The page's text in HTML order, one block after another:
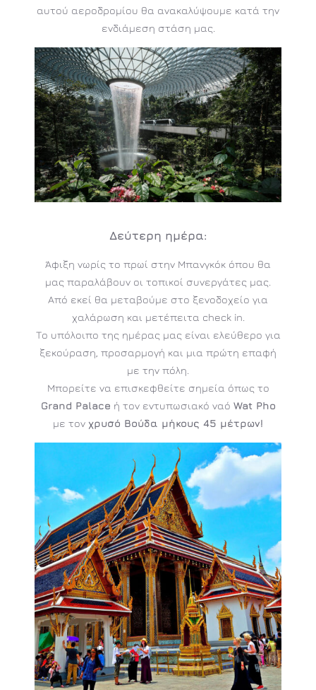
αυτού αεροδρομίου θα ανακαλύψουμε κατά την
ενδιάμεση στάση μας.
Δεύτερη ημέρα:
Άφιξη νωρίς το πρωί στην Μπανγκόκ όπου θα
μας παραλάβουν οι τοπικοί συνεργάτες μας.
Από εκεί θα μεταβούμε στο ξενοδοχείο για
χαλάρωση και μετέπειτα check in.
Το υπόλοιπο της ημέρας μας είναι ελεύθερο για
ξεκούραση, προσαρμογή και μια πρώτη επαφή
με την πόλη.
Μπορείτε να επισκεφθείτε σημεία όπως το
Grand Palace ή τον εντυπωσιακό ναό Wat Pho
με τον χρυσό Βούδα μήκους 45 μέτρων!